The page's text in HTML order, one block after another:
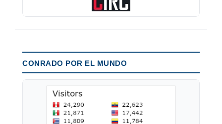
CONRADO POR EL MUNDO